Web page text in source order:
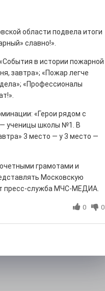
области подвела итоги
славно!».
в истории пожарной
завтра»; «Пожар легче
«Профессионалы
«Герои рядом с
— ученицы школы №1. В
3 место — у 3 место —
грамотами и
Московскую
пресс-служба МЧС-МЕДИА.
0 0